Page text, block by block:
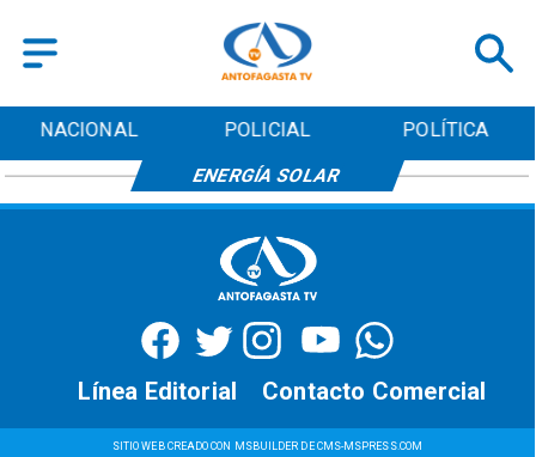
NACIONAL POLICIAL POLÍTICA
ENERGÍA SOLAR
SITIO WEB CREADO CON MSBUILDER DE CMS-MSPRESS.COM
Contacto Comercial
Línea Editorial